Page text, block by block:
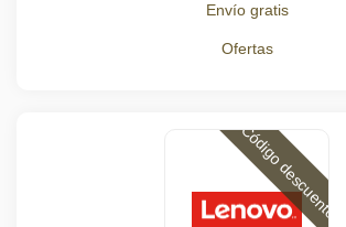
Envío gratis
Ofertas
Código descuento